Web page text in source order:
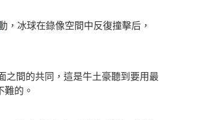
，冰球在錄像空間中反復撞擊后，
之間的共同，這是牛土豪聽到要用最
的。